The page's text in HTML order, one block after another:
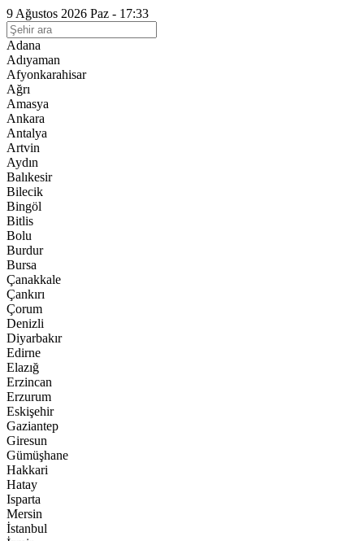
9 Ağustos 2026 Paz - 17:33
Adana
Adıyaman
Afyonkarahisar
Ağrı
Amasya
Ankara
Antalya
Artvin
Aydın
Balıkesir
Bilecik
Bingöl
Bitlis
Bolu
Burdur
Bursa
Çanakkale
Çankırı
Çorum
Denizli
Diyarbakır
Edirne
Elazığ
Erzincan
Erzurum
Eskişehir
Gaziantep
Giresun
Gümüşhane
Hakkari
Hatay
Isparta
Mersin
İstanbul